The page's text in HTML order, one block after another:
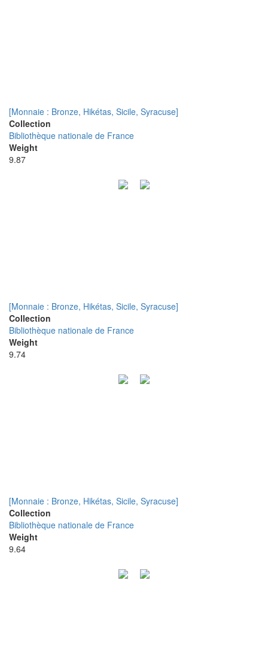
[Monnaie : Bronze, Hikétas, Sicile, Syracuse]
Collection
Bibliothèque nationale de France
Weight
9.87
[Monnaie : Bronze, Hikétas, Sicile, Syracuse]
Collection
Bibliothèque nationale de France
Weight
9.74
[Monnaie : Bronze, Hikétas, Sicile, Syracuse]
Collection
Bibliothèque nationale de France
Weight
9.64